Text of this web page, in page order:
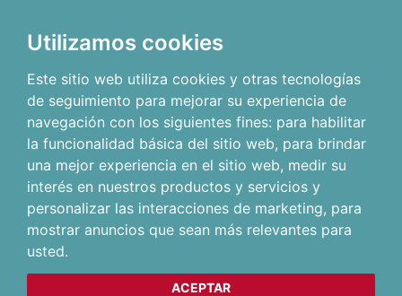
Utilizamos cookies
Este sitio web utiliza cookies y otras tecnologías
de seguimiento para mejorar su experiencia de
navegación con los siguientes fines: para habilitar
la funcionalidad básica del sitio web, para brindar
una mejor experiencia en el sitio web, medir su
interés en nuestros productos y servicios y
personalizar las interacciones de marketing, para
mostrar anuncios que sean más relevantes para
usted.
ACEPTAR